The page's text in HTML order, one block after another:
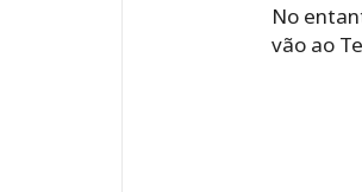
No
vão ao